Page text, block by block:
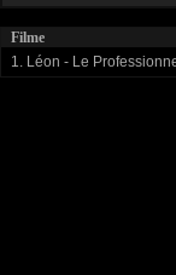
Filme
1. Léon - Le